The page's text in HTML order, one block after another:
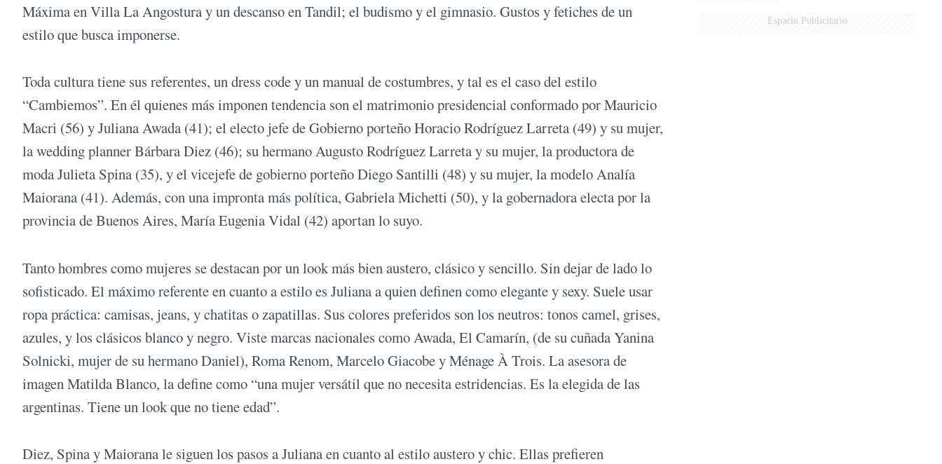
Máxima en Villa La Angostura y un descanso en Tandil; el budismo y el gimnasio. Gustos y fetiches de un
estilo que busca imponerse.
Toda cultura tiene sus referentes, un dress code y un manual de costumbres, y tal es el caso del estilo
“Cambiemos”. En él quienes más imponen tendencia son el matrimonio presidencial conformado por Mauricio
Macri (56) y Juliana Awada (41); el electo jefe de Gobierno porteño Horacio Rodríguez Larreta (49) y su mujer,
la wedding planner Bárbara Diez (46); su hermano Augusto Rodríguez Larreta y su mujer, la productora de
moda Julieta Spina (35), y el vicejefe de gobierno porteño Diego Santilli (48) y su mujer, la modelo Analía
Maiorana (41). Además, con una impronta más política, Gabriela Michetti (50), y la gobernadora electa por la
provincia de Buenos Aires, María Eugenia Vidal (42) aportan lo suyo.
Tanto hombres como mujeres se destacan por un look más bien austero, clásico y sencillo. Sin dejar de lado lo
sofisticado. El máximo referente en cuanto a estilo es Juliana a quien definen como elegante y sexy. Suele usar
ropa práctica: camisas, jeans, y chatitas o zapatillas. Sus colores preferidos son los neutros: tonos camel, grises,
azules, y los clásicos blanco y negro. Viste marcas nacionales como Awada, El Camarín, (de su cuñada Yanina
Solnicki, mujer de su hermano Daniel), Roma Renom, Marcelo Giacobe y Ménage À Trois. La asesora de
imagen Matilda Blanco, la define como “una mujer versátil que no necesita estridencias. Es la elegida de las
argentinas. Tiene un look que no tiene edad”.
Diez, Spina y Maiorana le siguen los pasos a Juliana en cuanto al estilo austero y chic. Ellas prefieren
Espacio Publicitario